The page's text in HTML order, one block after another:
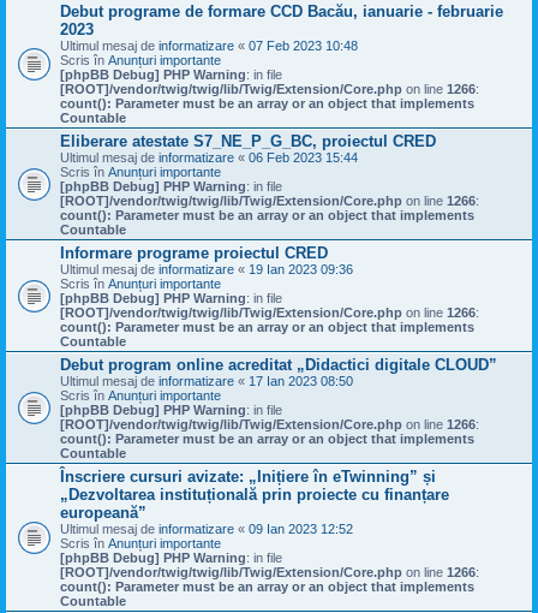
Debut programe de formare CCD Bacău, ianuarie - februarie
2023
Ultimul mesaj de informatizare « 07 Feb 2023 10:48
Scris în Anunțuri importante
[phpBB Debug] PHP Warning: in file
[ROOT]/vendor/twig/twig/lib/Twig/Extension/Core.php on line 1266:
count(): Parameter must be an array or an object that implements
Countable
Eliberare atestate S7_NE_P_G_BC, proiectul CRED
Ultimul mesaj de informatizare « 06 Feb 2023 15:44
Scris în Anunțuri importante
[phpBB Debug] PHP Warning: in file
[ROOT]/vendor/twig/twig/lib/Twig/Extension/Core.php on line 1266:
count(): Parameter must be an array or an object that implements
Countable
Informare programe proiectul CRED
Ultimul mesaj de informatizare « 19 Ian 2023 09:36
Scris în Anunțuri importante
[phpBB Debug] PHP Warning: in file
[ROOT]/vendor/twig/twig/lib/Twig/Extension/Core.php on line 1266:
count(): Parameter must be an array or an object that implements
Countable
Debut program online acreditat „Didactici digitale CLOUD”
Ultimul mesaj de informatizare « 17 Ian 2023 08:50
Scris în Anunțuri importante
[phpBB Debug] PHP Warning: in file
[ROOT]/vendor/twig/twig/lib/Twig/Extension/Core.php on line 1266:
count(): Parameter must be an array or an object that implements
Countable
Înscriere cursuri avizate: „Inițiere în eTwinning” și
„Dezvoltarea instituțională prin proiecte cu finanțare
europeană”
Ultimul mesaj de informatizare « 09 Ian 2023 12:52
Scris în Anunțuri importante
[phpBB Debug] PHP Warning: in file
[ROOT]/vendor/twig/twig/lib/Twig/Extension/Core.php on line 1266:
count(): Parameter must be an array or an object that implements
Countable